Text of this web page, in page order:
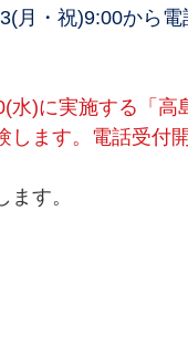
月・祝)9:00から電
な
水)に実施する「
ます。電話受付
中　
す。